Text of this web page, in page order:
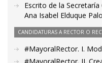
Escrito de la
Ana Isabel Elduque
CANDIDATURAS A RECTOR O
#MayoralRector. I.